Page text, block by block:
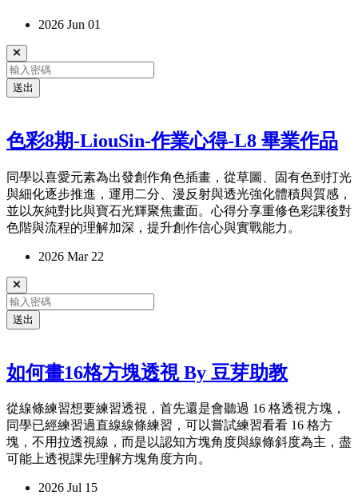
2026 Jun 01
送出
色彩8期-LiouSin-作業心得-L8 畢業作品
同學以喜愛元素為出發創作角色插畫，從草圖、固有色到打光
與細化逐步推進，運用二分、漫反射與透光強化體積與質感，
並以灰純對比與寶石光輝聚焦畫面。心得分享重修色彩課後對
色階與流程的理解加深，提升創作信心與實戰能力。
2026 Mar 22
送出
如何畫16格方塊透視 By 豆芽助教
從線條練習想要練習透視，首先還是會聽過 16 格透視方塊，
同學已經練習過直線線條練習，可以嘗試練習看看 16 格方
塊，不用拉透視線，而是以認知方塊角度與線條斜度為主，盡
可能上透視課先理解方塊角度方向。
2026 Jul 15